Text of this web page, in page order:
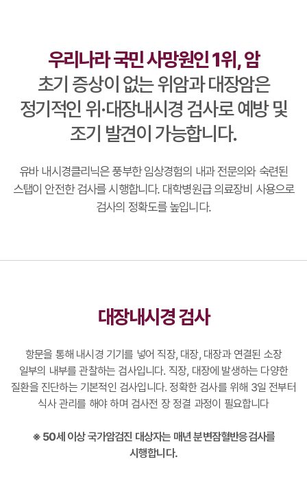
우리나라 국민 사망원인 1위, 암
초기 증상이 없는 위암과 대장암은
정기적인 위·대장내시경 검사로예방 및
조기 발견이 가능합니다.
유바 내시경클리닉은 풍부한 임상경험의 내과 전문의와 숙련된
스탭이 안전한 검사를 시행합니다. 대학병원급 의료장비 사용으로
검사의 정확도를 높입니다.
대장내시경 검사
항문을 통해 내시경 기기를 넣어 직장, 대장, 대장과 연결된 소장
일부의 내부를 관찰하는 검사입니다. 직장, 대장에 발생하는 다양한
질환을 진단하는 기본적인 검사입니다. 정확한 검사를 위해 3일 전부터
식사 관리를 해야 하며 검사전 장 정결 과정이 필요합니다
※ 50세 이상 국가암검진 대상자는 매년 분변잠혈반응검사를
시행합니다.